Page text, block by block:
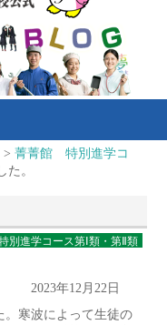
>菁菁館 特別進学コ
。
進学コース第Ⅰ類・第Ⅱ類
2023年12月22日
。寒波によって生徒の